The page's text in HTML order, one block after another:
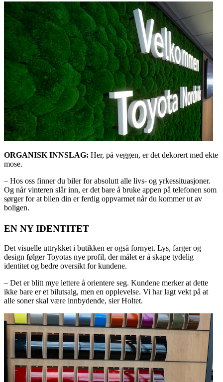
ORGANISK INNSLAG: Her, på veggen, er det dekorert med ekte
mose.
– Hos oss finner du biler for absolutt alle livs- og yrkessituasjoner.
Og når vinteren slår inn, er det bare å bruke appen på telefonen som
sørger for at bilen din er ferdig oppvarmet når du kommer ut av
boligen.
EN NY IDENTITET
Det visuelle uttrykket i butikken er også fornyet. Lys, farger og
design følger Toyotas nye profil, der målet er å skape tydelig
identitet og bedre oversikt for kundene.
– Det er blitt mye lettere å orientere seg. Kundene merker at dette
ikke bare er et bilutsalg, men en opplevelse. Vi har lagt vekt på at
alle soner skal være innbydende, sier Holtet.